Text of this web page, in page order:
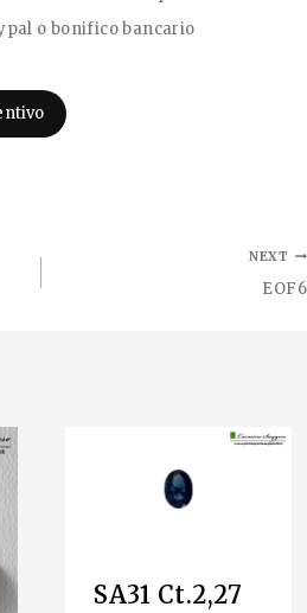
o bonifico bancario
NEXT
EOF6
SA31 Ct.2,27